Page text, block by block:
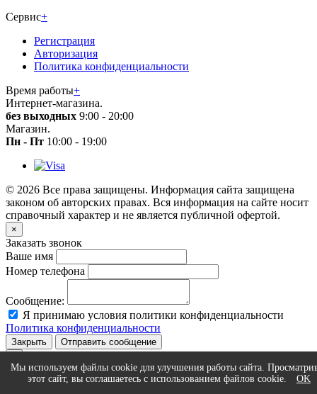
Мы используем файлы cookie для улучшения работы сайта.
этот сайт, вы соглашаетесь с использованием файлов cookie.
OK
Сервис+
Регистрация
Авторизация
Политика конфиденциальности
Время работы+
Интернет-магазина.
без выходных 9:00 - 20:00
Магазин.
Пн - Пт 10:00 - 19:00
© 2026 Все права защищены. Информация сайта защищена
законом об авторских правах. Вся информация на сайте носит
справочный характер и не является публичной офертой.
×
Заказать звонок
Ваше имя
Номер телефона
Сообщение:
Я принимаю условия политики конфиденциальности
Политика конфиденциальности
Закрыть
Отправить сообщение
Статус сообщения